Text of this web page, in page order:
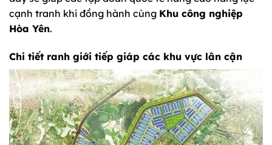
cạnh tranh khi đồng hành cùng Khu công nghiệp
Hòa Yên.
Chi tiết ranh giới tiếp giáp các khu vực lân cận